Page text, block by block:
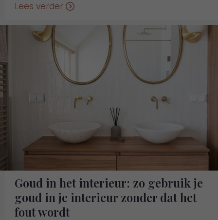
Lees verder
Goud in het interieur: zo gebruik je
goud in je interieur zonder dat het
fout wordt